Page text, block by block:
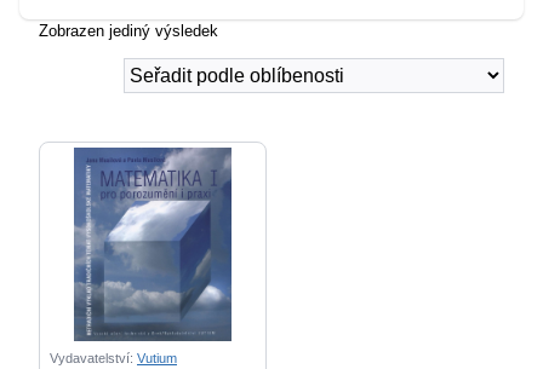
Zobrazen jediný výsledek
Vydavatelství: Vutium